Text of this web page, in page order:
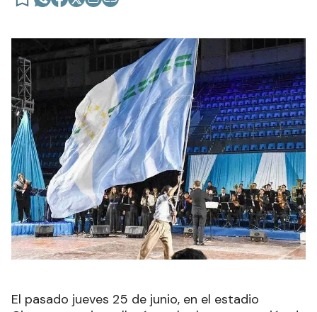
El pasado jueves 25 de junio, en el estadio